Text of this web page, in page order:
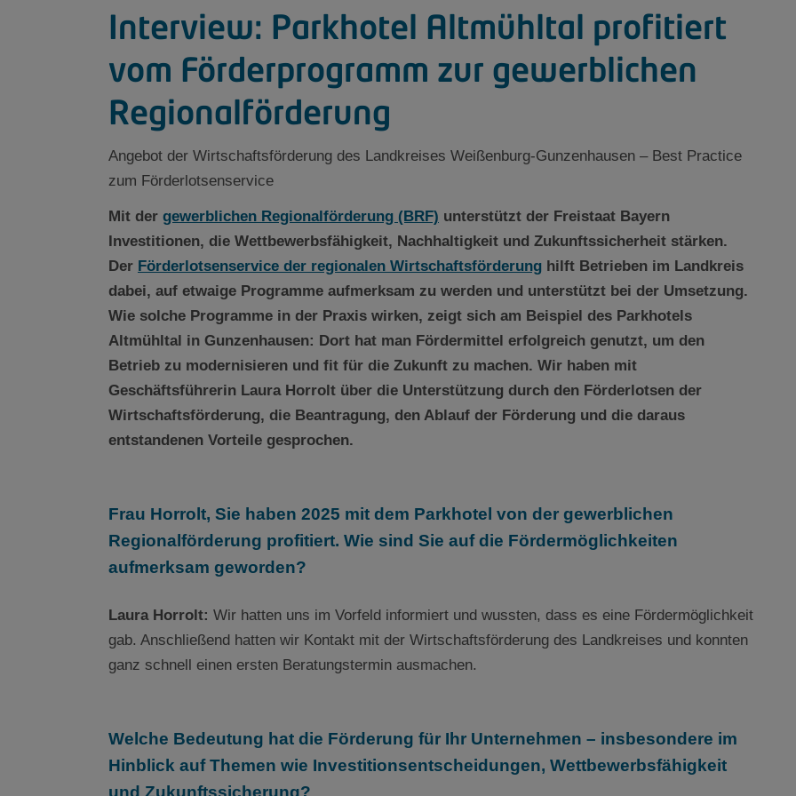
Interview: Parkhotel Altmühltal profitiert
vom Förderprogramm zur gewerblichen
Regionalförderung
Angebot der Wirtschaftsförderung des Landkreises Weißenburg-Gunzenhausen – Best Practice
zum Förderlotsenservice
Mit der gewerblichen Regionalförderung (BRF) unterstützt der Freistaat Bayern
Investitionen, die Wettbewerbsfähigkeit, Nachhaltigkeit und Zukunftssicherheit stärken.
Der Förderlotsenservice der regionalen Wirtschaftsförderung hilft Betrieben im Landkreis
dabei, auf etwaige Programme aufmerksam zu werden und unterstützt bei der Umsetzung.
Wie solche Programme in der Praxis wirken, zeigt sich am Beispiel des Parkhotels
Altmühltal in Gunzenhausen: Dort hat man Fördermittel erfolgreich genutzt, um den
Betrieb zu modernisieren und fit für die Zukunft zu machen. Wir haben mit
Geschäftsführerin Laura Horrolt über die Unterstützung durch den Förderlotsen der
Wirtschaftsförderung, die Beantragung, den Ablauf der Förderung und die daraus
entstandenen Vorteile gesprochen.
Frau Horrolt, Sie haben 2025 mit dem Parkhotel von der gewerblichen
Regionalförderung profitiert. Wie sind Sie auf die Fördermöglichkeiten
aufmerksam geworden?
Laura Horrolt: Wir hatten uns im Vorfeld informiert und wussten, dass es eine Fördermöglichkeit
gab. Anschließend hatten wir Kontakt mit der Wirtschaftsförderung des Landkreises und konnten
ganz schnell einen ersten Beratungstermin ausmachen.
Welche Bedeutung hat die Förderung für Ihr Unternehmen – insbesondere im
Hinblick auf Themen wie Investitionsentscheidungen, Wettbewerbsfähigkeit